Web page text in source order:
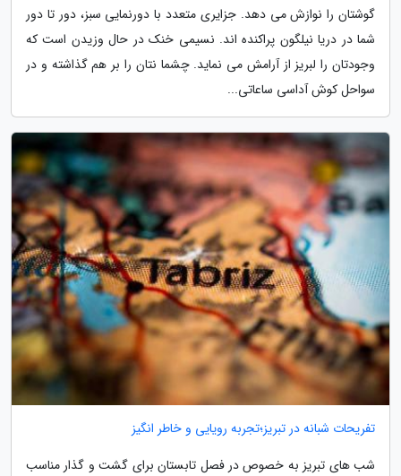
گوشتان را نوازش می دهد. جزایری متعدد با دورنمایی سبز، دور تا دور
شما در دریا نیلگون پراکنده اند. نسیمی خنک در حال وزیدن است که
وجودتان را لبریز از آرامش می نماید. چشما نتان را بر هم گذاشته و در
سواحل کوش آداسی ساعاتی...
تفریحات شبانه در تبریز؛تجربه رویایی و خاطر انگیز
شب های تبریز به خصوص در فصل تابستان برای گشت و گذار مناسب